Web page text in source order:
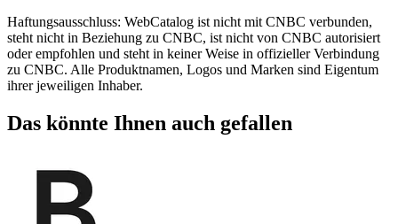
Haftungsausschluss: WebCatalog ist nicht mit CNBC verbunden,
steht nicht in Beziehung zu CNBC, ist nicht von CNBC autorisiert
oder empfohlen und steht in keiner Weise in offizieller Verbindung
zu CNBC. Alle Produktnamen, Logos und Marken sind Eigentum
ihrer jeweiligen Inhaber.
Das könnte Ihnen auch gefallen